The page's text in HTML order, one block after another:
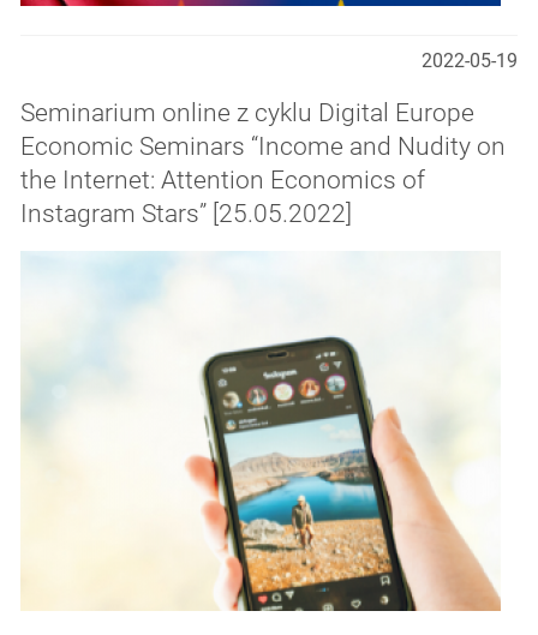
2022-05-19
Seminarium online z cyklu Digital Europe
Economic Seminars “Income and Nudity on
the Internet: Attention Economics of
Instagram Stars” [25.05.2022]